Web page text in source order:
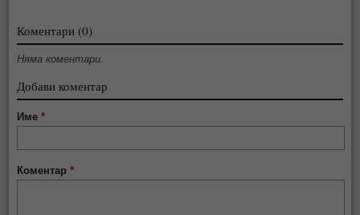
Коментари (0)
Няма коментари.
Добави коментар
Име*
Коментар*